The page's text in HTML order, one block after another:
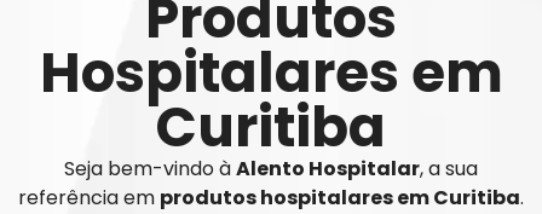
Produtos
Hospitalares em
Curitiba
Seja bem-vindo àAlento Hospitalar, a sua
referência em produtos hospitalares em Curitiba.